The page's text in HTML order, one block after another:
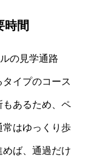
時間
の見学通路
イプのコース
もあるため、ペ
常はゆっくり歩
ば、通過だけ